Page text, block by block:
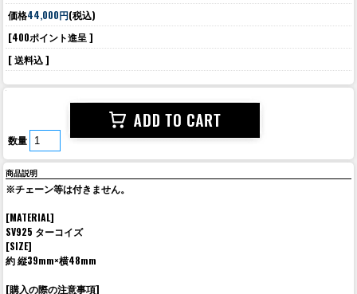
価格44,000円(税込)
[400ポイント進呈 ]
[ 送料込 ]
数量
商品説明
※チェーン等は付きません。
[MATERIAL]
SV925 ターコイズ
[SIZE]
約 縦39mm×横48mm
[購入の際の注意事項]